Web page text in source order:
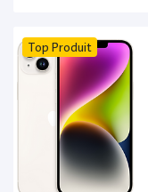
Top Produit